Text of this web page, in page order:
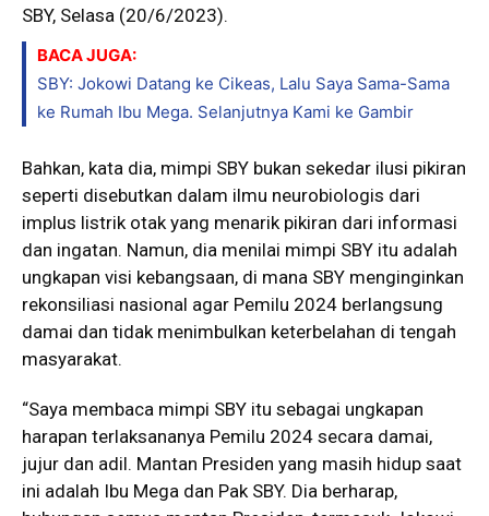
SBY, Selasa (20/6/2023).
BACA JUGA:
SBY: Jokowi Datang ke Cikeas, Lalu Saya Sama-Sama
ke Rumah Ibu Mega. Selanjutnya Kami ke Gambir
Bahkan, kata dia, mimpi SBY bukan sekedar ilusi pikiran
seperti disebutkan dalam ilmu neurobiologis dari
implus listrik otak yang menarik pikiran dari informasi
dan ingatan. Namun, dia menilai mimpi SBY itu adalah
ungkapan visi kebangsaan, di mana SBY menginginkan
rekonsiliasi nasional agar Pemilu 2024 berlangsung
damai dan tidak menimbulkan keterbelahan di tengah
masyarakat.
“Saya membaca mimpi SBY itu sebagai ungkapan
harapan terlaksananya Pemilu 2024 secara damai,
jujur dan adil. Mantan Presiden yang masih hidup saat
ini adalah Ibu Mega dan Pak SBY. Dia berharap,